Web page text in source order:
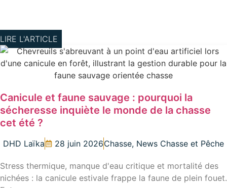
LIRE L'ARTICLE
Canicule et faune sauvage : pourquoi la
sécheresse inquiète le monde de la chasse
cet été ?
DHD Laïka 28 juin 2026Chasse, News Chasse et Pêche
Stress thermique, manque d'eau critique et mortalité des
nichées : la canicule estivale frappe la faune de plein fouet.